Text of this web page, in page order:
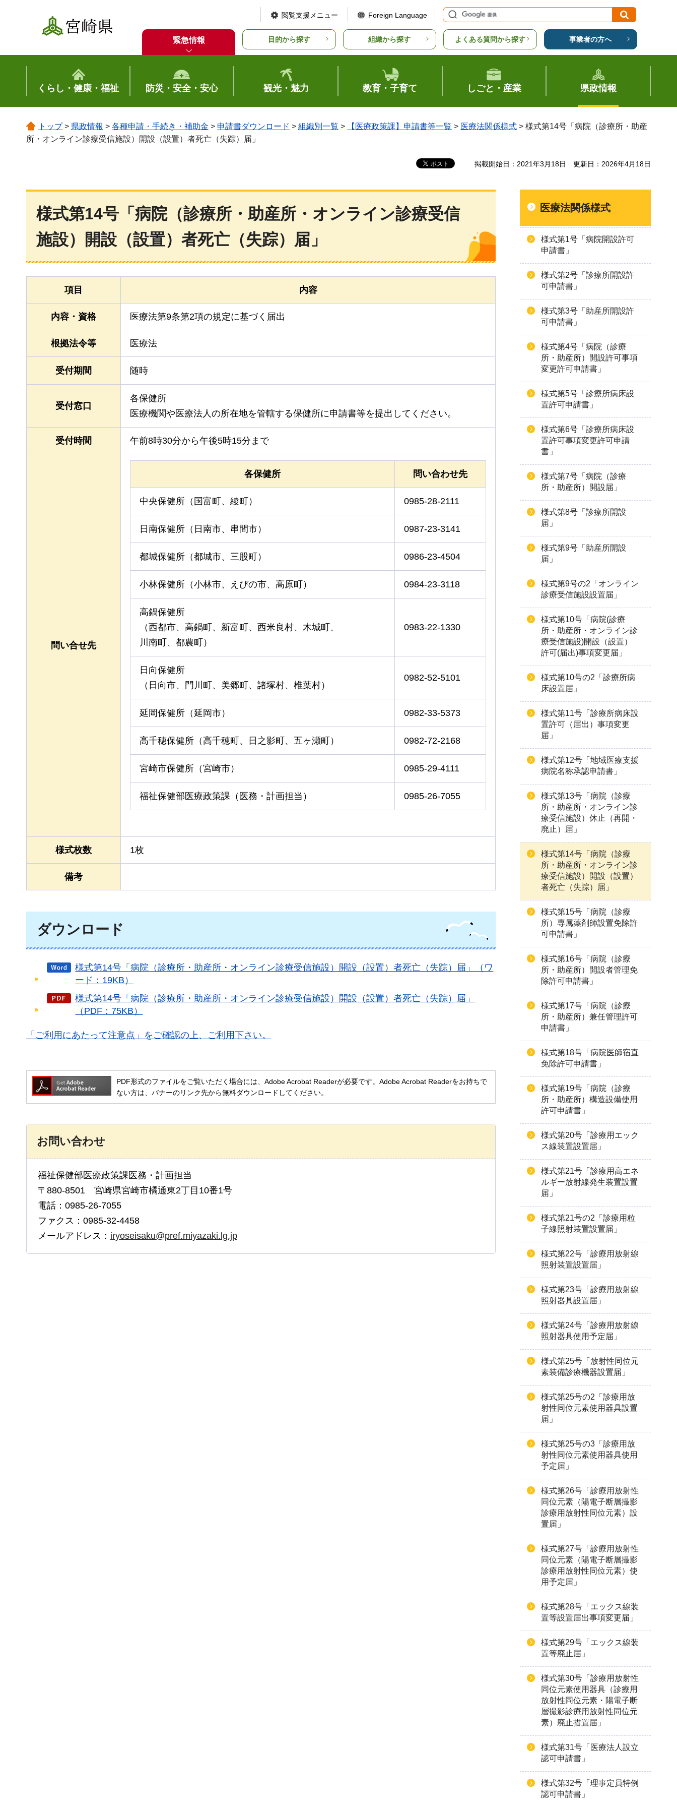
宮崎県
閲覧支援メニュー Foreign Language
緊急情報 目的から探す 組織から探す よくある質問から探す 事業者の方へ
くらし・健康・福祉 防災・安全・安心 観光・魅力 教育・子育て しごと・産業 県政情報
トップ> 県政情報 > 各種申請・手続き・補助金 > 申請書ダウンロード > 組織別一覧 > 【医療政策課】申請書等一覧 > 医療法関係様式 > 様式第14号「病院（診療所・助産
所・オンライン診療受信施設）開設（設置）者死亡（失踪）届」
掲載開始日：2021年3月18日 更新日：2026年4月18日
様式第14号「病院（診療所・助産所・オンライン診療受信
施設）開設（設置）者死亡（失踪）届」
項目 内容
内容・資格 医療法第9条第2項の規定に基づく届出
根拠法令等 医療法
受付期間 随時
受付窓口
各保健所
医療機関や医療法人の所在地を管轄する保健所に申請書等を提出してください。
受付時間 午前8時30分から午後5時15分まで
問い合せ先
各保健所 問い合わせ先
中央保健所（国富町、綾町） 0985-28-2111
日南保健所（日南市、串間市） 0987-23-3141
都城保健所（都城市、三股町） 0986-23-4504
小林保健所（小林市、えびの市、高原町） 0984-23-3118
高鍋保健所
（西都市、高鍋町、新富町、西米良村、木城町、
川南町、都農町）
0983-22-1330
日向保健所
（日向市、門川町、美郷町、諸塚村、椎葉村）
0982-52-5101
延岡保健所（延岡市） 0982-33-5373
高千穂保健所（高千穂町、日之影町、五ヶ瀬町） 0982-72-2168
宮崎市保健所（宮崎市） 0985-29-4111
福祉保健部医療政策課（医務・計画担当） 0985-26-7055
様式枚数 1枚
備考
ダウンロード
様式第14号「病院（診療所・助産所・オンライン診療受信施設）開設（設置）者死亡（失踪）届」（ワ
ード：19KB）
様式第14号「病院（診療所・助産所・オンライン診療受信施設）開設（設置）者死亡（失踪）届」
（PDF：75KB）
「ご利用にあたって注意点」をご確認の上、ご利用下さい。
PDF形式のファイルをご覧いただく場合には、Adobe Acrobat Readerが必要です。Adobe Acrobat Readerをお持ちで
ない方は、バナーのリンク先から無料ダウンロードしてください。
お問い合わせ
福祉保健部医療政策課医務・計画担当
〒880-8501 宮崎県宮崎市橘通東2丁目10番1号
電話：0985-26-7055
ファクス：0985-32-4458
メールアドレス： iryoseisaku@pref.miyazaki.lg.jp
医療法関係様式
様式第1号「病院開設許可
申請書」
様式第2号「診療所開設許
可申請書」
様式第3号「助産所開設許
可申請書」
様式第4号「病院（診療
所・助産所）開設許可事項
変更許可申請書」
様式第5号「診療所病床設
置許可申請書」
様式第6号「診療所病床設
置許可事項変更許可申請
書」
様式第7号「病院（診療
所・助産所）開設届」
様式第8号「診療所開設
届」
様式第9号「助産所開設
届」
様式第9号の2「オンライン
診療受信施設設置届」
様式第10号「病院(診療
所・助産所・オンライン診
療受信施設)開設（設置）
許可(届出)事項変更届」
様式第10号の2「診療所病
床設置届」
様式第11号「診療所病床設
置許可（届出）事項変更
届」
様式第12号「地域医療支援
病院名称承認申請書」
様式第13号「病院（診療
所・助産所・オンライン診
療受信施設）休止（再開・
廃止）届」
様式第14号「病院（診療
所・助産所・オンライン診
療受信施設）開設（設置）
者死亡（失踪）届」
様式第15号「病院（診療
所）専属薬剤師設置免除許
可申請書」
様式第16号「病院（診療
所・助産所）開設者管理免
除許可申請書」
様式第17号「病院（診療
所・助産所）兼任管理許可
申請書」
様式第18号「病院医師宿直
免除許可申請書」
様式第19号「病院（診療
所・助産所）構造設備使用
許可申請書」
様式第20号「診療用エック
ス線装置設置届」
様式第21号「診療用高エネ
ルギー放射線発生装置設置
届」
様式第21号の2「診療用粒
子線照射装置設置届」
様式第22号「診療用放射線
照射装置設置届」
様式第23号「診療用放射線
照射器具設置届」
様式第24号「診療用放射線
照射器具使用予定届」
様式第25号「放射性同位元
素装備診療機器設置届」
様式第25号の2「診療用放
射性同位元素使用器具設置
届」
様式第25号の3「診療用放
射性同位元素使用器具使用
予定届」
様式第26号「診療用放射性
同位元素（陽電子断層撮影
診療用放射性同位元素）設
置届」
様式第27号「診療用放射性
同位元素（陽電子断層撮影
診療用放射性同位元素）使
用予定届」
様式第28号「エックス線装
置等設置届出事項変更届」
様式第29号「エックス線装
置等廃止届」
様式第30号「診療用放射性
同位元素使用器具（診療用
放射性同位元素・陽電子断
層撮影診療用放射性同位元
素）廃止措置届」
様式第31号「医療法人設立
認可申請書」
様式第32号「理事定員特例
認可申請書」